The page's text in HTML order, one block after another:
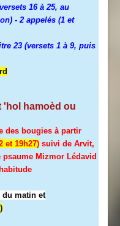
16 à 25, au
- 2 appelés (1 et
23 (versets 1 à 9, puis
'hol hamoèd ou
des bougies à partir
et 19h27) suivi de Arvit,
Mizmor Lédavid
du matin et